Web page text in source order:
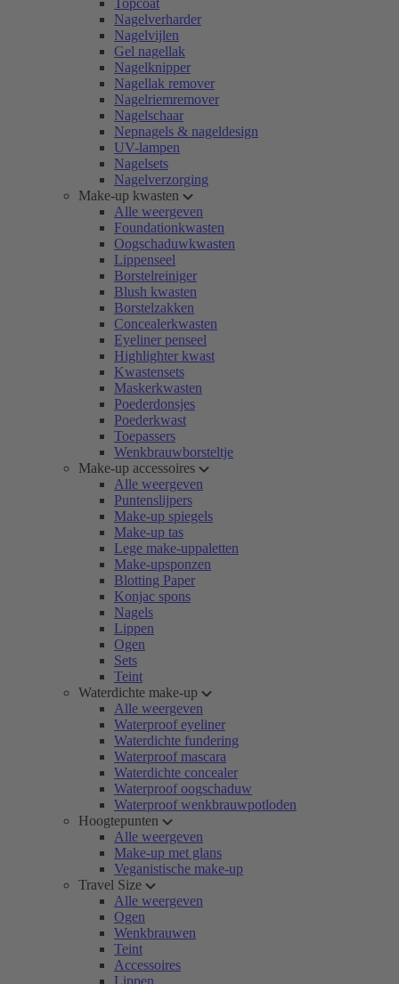
Topcoat
Nagelverharder
Nagelvijlen
Gel nagellak
Nagelknipper
Nagellak remover
Nagelriemremover
Nagelschaar
Nepnagels & nageldesign
UV-lampen
Nagelsets
Nagelverzorging
Make-up kwasten
Alle weergeven
Foundationkwasten
Oogschaduwkwasten
Lippenseel
Borstelreiniger
Blush kwasten
Borstelzakken
Concealerkwasten
Eyeliner penseel
Highlighter kwast
Kwastensets
Maskerkwasten
Poederdonsjes
Poederkwast
Toepassers
Wenkbrauwborsteltje
Make-up accessoires
Alle weergeven
Puntenslijpers
Make-up spiegels
Make-up tas
Lege make-uppaletten
Make-upsponzen
Blotting Paper
Konjac spons
Nagels
Lippen
Ogen
Sets
Teint
Waterdichte make-up
Alle weergeven
Waterproof eyeliner
Waterdichte fundering
Waterproof mascara
Waterdichte concealer
Waterproof oogschaduw
Waterproof wenkbrauwpotloden
Hoogtepunten
Alle weergeven
Make-up met glans
Veganistische make-up
Travel Size
Alle weergeven
Ogen
Wenkbrauwen
Teint
Accessoires
Lippen